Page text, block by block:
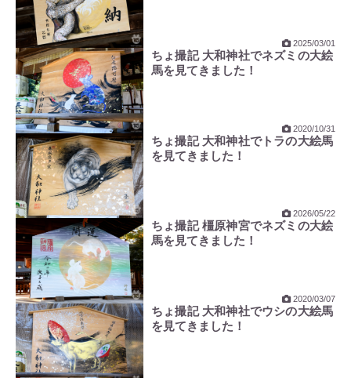
霊場巡礼
最寄駅
近鉄生駒線「一分」駅より徒歩8分(500m)
バスは生駒駅より「中菜畑二丁目」で降車して徒歩6分
2025/03/01
ちょ撮記 大和神社でネズミの大絵
馬を見てきました！
2020/10/31
ちょ撮記 大和神社でトラの大絵馬
を見てきました！
2026/05/22
ちょ撮記 橿原神宮でネズミの大絵
馬を見てきました！
2020/03/07
ちょ撮記 大和神社でウシの大絵馬
を見てきました！